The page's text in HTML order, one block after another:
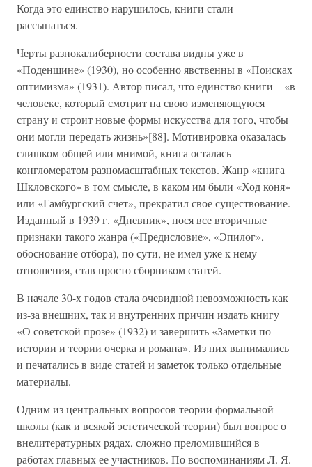
Когда это единство нарушилось, книги стали
рассыпаться.
Черты разнокалиберности состава видны уже в
«Поденщине» (1930), но особенно явственны в «Поисках
оптимизма» (1931). Автор писал, что единство книги – «в
человеке, который смотрит на свою изменяющуюся
страну и строит новые формы искусства для того, чтобы
они могли передать жизнь»[88]. Мотивировка оказалась
слишком общей или мнимой, книга осталась
конгломератом разномасштабных текстов. Жанр «книга
Шкловского» в том смысле, в каком им были «Ход коня»
или «Гамбургский счет», прекратил свое существование.
Изданный в 1939 г. «Дневник», нося все вторичные
признаки такого жанра («Предисловие», «Эпилог»,
обоснование отбора), по сути, не имел уже к нему
отношения, став просто сборником статей.
В начале 30-х годов стала очевидной невозможность как
из-за внешних, так и внутренних причин издать книгу
«О советской прозе» (1932) и завершить «Заметки по
истории и теории очерка и романа». Из них вынимались
и печатались в виде статей и заметок только отдельные
материалы.
Одним из центральных вопросов теории формальной
школы (как и всякой эстетической теории) был вопрос о
внелитературных рядах, сложно преломившийся в
работах главных ее участников. По воспоминаниям Л. Я.